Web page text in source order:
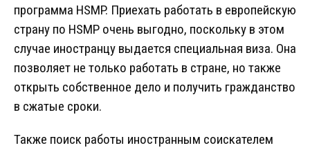
программа HSMP. Приехать работать в европейскую
страну по HSMP очень выгодно, поскольку в этом
случае иностранцу выдается специальная виза. Она
позволяет не только работать в стране, но также
открыть собственное дело и получить гражданство
в сжатые сроки.
Также поиск работы иностранным соискателем